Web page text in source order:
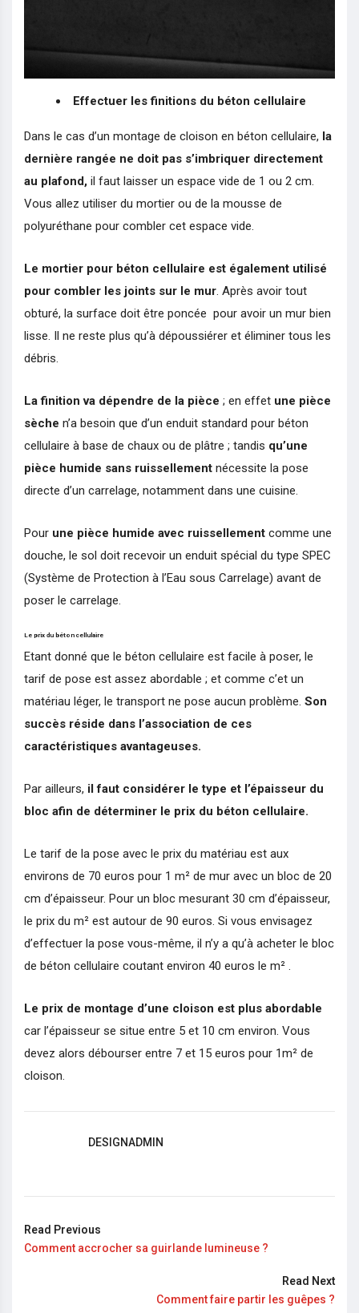
Effectuer les finitions du béton cellulaire
Dans le cas d’un montage de cloison en béton cellulaire, la
dernière rangée ne doit pas s’imbriquer directement
au plafond, il faut laisser un espace vide de 1 ou 2 cm.
Vous allez utiliser du mortier ou de la mousse de
polyuréthane pour combler cet espace vide.
Le mortier pour béton cellulaire est également utilisé
pour combler les joints sur le mur. Après avoir tout
obturé, la surface doit être poncée pour avoir un mur bien
lisse. Il ne reste plus qu’à dépoussiérer et éliminer tous les
débris.
La finition va dépendre de la pièce ; en effet une pièce
sèche n’a besoin que d’un enduit standard pour béton
cellulaire à base de chaux ou de plâtre ; tandis qu’une
pièce humide sans ruissellement nécessite la pose
directe d’un carrelage, notamment dans une cuisine.
Pour une pièce humide avec ruissellement comme une
douche, le sol doit recevoir un enduit spécial du type SPEC
(Système de Protection à l’Eau sous Carrelage) avant de
poser le carrelage.
Le prix du béton cellulaire
Etant donné que le béton cellulaire est facile à poser, le
tarif de pose est assez abordable ; et comme c’et un
matériau léger, le transport ne pose aucun problème. Son
succès réside dans l’association de ces
caractéristiques avantageuses.
Par ailleurs, il faut considérer le type et l’épaisseur du
bloc afin de déterminer le prix du béton cellulaire.
Le tarif de la pose avec le prix du matériau est aux
environs de 70 euros pour 1 m² de mur avec un bloc de 20
cm d’épaisseur. Pour un bloc mesurant 30 cm d’épaisseur,
le prix du m² est autour de 90 euros. Si vous envisagez
d’effectuer la pose vous-même, il n’y a qu’à acheter le bloc
de béton cellulaire coutant environ 40 euros le m² .
Le prix de montage d’une cloison est plus abordable
car l’épaisseur se situe entre 5 et 10 cm environ. Vous
devez alors débourser entre 7 et 15 euros pour 1m² de
cloison.
DESIGNADMIN
Read Previous
Comment accrocher sa guirlande lumineuse ?
Read Next
Comment faire partir les guêpes ?